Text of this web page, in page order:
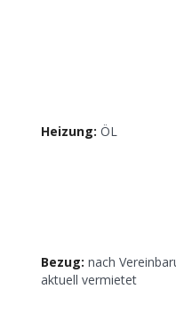
Heizung: ÖL
Bezug: nach
aktuell vermietet